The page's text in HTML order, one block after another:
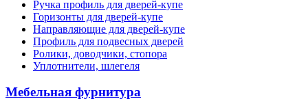
Ручка профиль для дверей-купе
Горизонты для дверей-купе
Направляющие для дверей-купе
Профиль для подвесных дверей
Ролики, доводчики, стопора
Уплотнители, шлегеля
Мебельная фурнитура